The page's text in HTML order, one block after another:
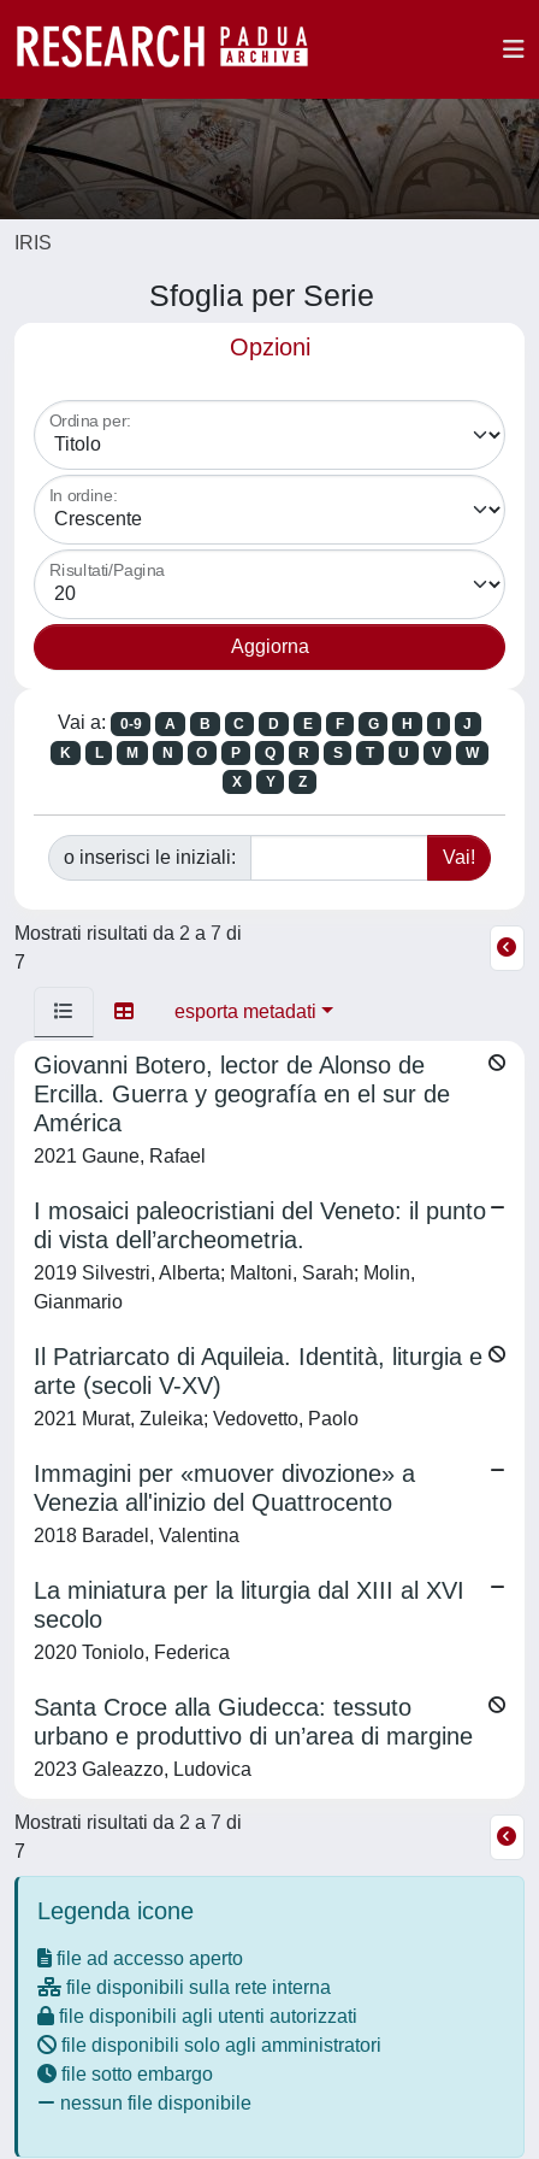
IRIS
Sfoglia per Serie
Opzioni
Ordina per:
In ordine:
Risultati/Pagina
Vai a: 0-9 A B C D E F G H
J
K
L M N O P Q R S T U V
W
X
Y Z
o inserisci le iniziali:
Mostrati risultati da 2 a 7 di
7
esporta metadati
Giovanni Botero, lector de Alonso de
Ercilla. Guerra y geografía en el sur de
América
2021 Gaune, Rafael
I mosaici paleocristiani del Veneto: il punto
di vista dell’archeometria.
2019 Silvestri, Alberta; Maltoni, Sarah; Molin,
Gianmario
Il Patriarcato di Aquileia. Identità, liturgia e
arte (secoli V-XV)
2021 Murat, Zuleika; Vedovetto, Paolo
Immagini per «muover divozione» a
Venezia all'inizio del Quattrocento
2018 Baradel, Valentina
La miniatura per la liturgia dal XIII al XVI
secolo
2020 Toniolo, Federica
Santa Croce alla Giudecca: tessuto
urbano e produttivo di un’area di margine
2023 Galeazzo, Ludovica
Mostrati risultati da 2 a 7 di
7
Legenda icone
file ad accesso aperto
file disponibili sulla rete interna
file disponibili agli utenti autorizzati
file disponibili solo agli amministratori
file sotto embargo
nessun file disponibile